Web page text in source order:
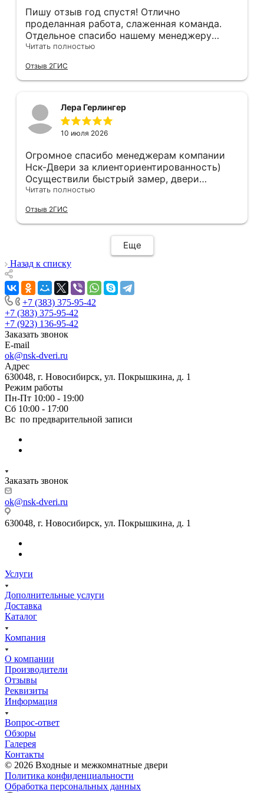
порога наклеен на эту плёнку...
Пишу отзыв год спустя! Отлично
проделанная работа, слаженная команда.
Отдельное спасибо нашему менеджеру
Анастасии, помогла сделать выбор, от
профессионально, рекомендую.
Читать полностью
Отзыв 2ГИС
Лера Герлингер
10 июля 2026
Огромное спасибо менеджерам компании
Нск-Двери за клиенториентированность)
Осуществили быстрый замер, двери
оказались в наличии. По доставке
компанию, где я могу указать удобный для
меня интервал времени, а не ждать весь
день🙏 Не могу не отметить качественный
монтаж дверей, спасибо мастеру Антону за
его труд!!!
Читать полностью
Отзыв 2ГИС
Еще
Назад к списку
+7 (383) 375-95-42
+7 (383) 375-95-42
+7 (923) 136-95-42
Заказать звонок
E-mail
ok@nsk-dveri.ru
Адрес
630048, г. Новосибирск, ул. Покрышкина, д. 1
Режим работы
Пн-Пт 10:00 - 19:00
Сб 10:00 - 17:00
Вс по предварительной записи
Заказать звонок
ok@nsk-dveri.ru
630048, г. Новосибирск, ул. Покрышкина, д. 1
Услуги
Дополнительные услуги
Доставка
Каталог
Компания
О компании
Производители
Отзывы
Реквизиты
Информация
Вопрос-ответ
Обзоры
Галерея
Контакты
© 2026 Входные и межкомнатные двери
Политика конфиденциальности
Обработка персональных данных